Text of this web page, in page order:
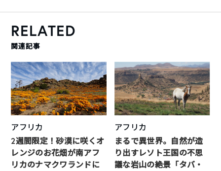
RELATED
関連記事
アフリカ
2週間限定！砂漠に咲くオ
レンジのお花畑が南アフ
リカのナマクワランドに
アフリカ
まるで異世界。自然が造
り出すレソト王国の不思
議な岩山の絶景「タバ・